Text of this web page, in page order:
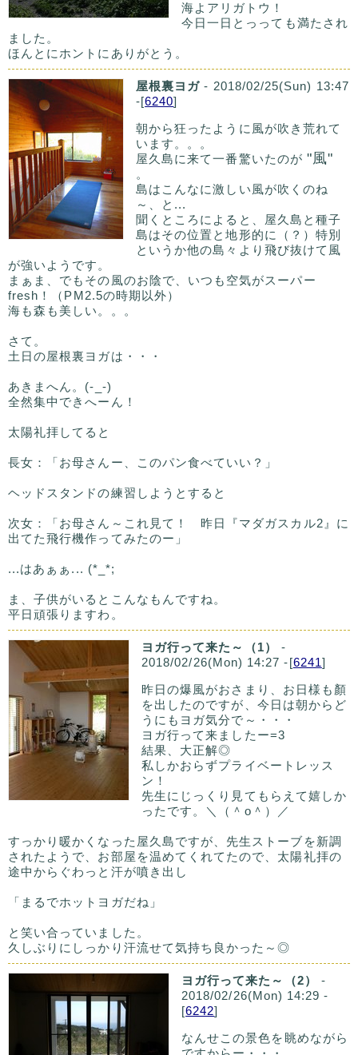
海よアリガトウ！
今日一日とっっても満たされ
ました。
ほんとにホントにありがとう。
屋根裏ヨガ - 2018/02/25(Sun) 13:47
-[6240]
朝から狂ったように風が吹き荒れて
います。。。
屋久島に来て一番驚いたのが "風"
。
島はこんなに激しい風が吹くのね
～、と...
聞くところによると、屋久島と種子
島はその位置と地形的に（？）特別
というか他の島々より飛び抜けて風
が強いようです。
まぁま、でもその風のお陰で、いつも空気がスーパー
fresh！（PM2.5の時期以外）
海も森も美しい。。。
さて。
土日の屋根裏ヨガは・・・
あきまへん。(-_-)
全然集中できへーん！
太陽礼拝してると
長女：「お母さんー、このパン食べていい？」
ヘッドスタンドの練習しようとすると
次女：「お母さん～これ見て！ 昨日『マダガスカル2』に
出てた飛行機作ってみたのー」
...はあぁぁ... (*_*;
ま、子供がいるとこんなもんですね。
平日頑張りますわ。
ヨガ行って来た～（1）
-
2018/02/26(Mon) 14:27 -[6241]
昨日の爆風がおさまり、お日様も顏
を出したのですが、今日は朝からど
うにもヨガ気分で～・・・
ヨガ行って来ましたー=3
結果、大正解◎
私しかおらずプライベートレッス
ン！
先生にじっくり見てもらえて嬉しか
ったです。＼（＾o＾）／
すっかり暖かくなった屋久島ですが、先生ストーブを新調
されたようで、お部屋を温めてくれてたので、太陽礼拝の
途中からぐわっと汗が噴き出し
「まるでホットヨガだね」
と笑い合っていました。
久しぶりにしっかり汗流せて気持ち良かった～◎
ヨガ行って来た～（2）
-
2018/02/26(Mon) 14:29 -
[6242]
なんせこの景色を眺めながら